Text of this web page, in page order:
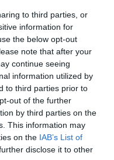
to third parties, or
information for
the below opt-out
note that after your
continue seeing
information utilized by
to third parties prior to
out of the further
by third parties on the
This information may
on the IAB’s List of
disclose it to other
à la location
longue .
RÉPONDRE
15 mars 2019 - 11 h 54 min
LHR et YYJ cet été,
sur le tarmac wallon.
transcontinental depuis
des billets dans les 250€